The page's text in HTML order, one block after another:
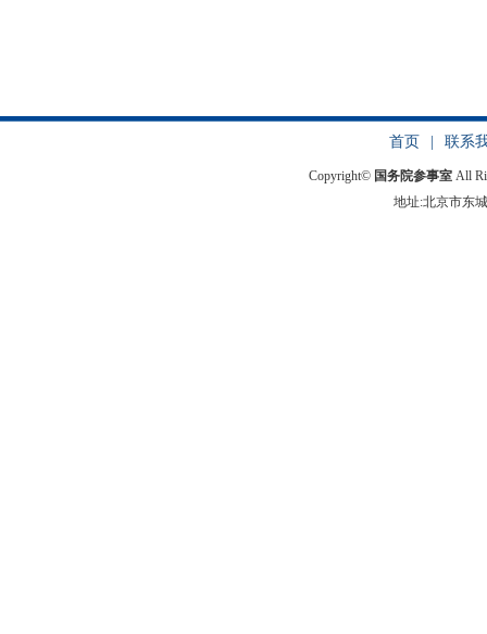
首页 联系
Copyright© 国务院参事室 All
地址:北京市东